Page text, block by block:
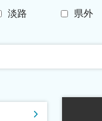
淡路 県外